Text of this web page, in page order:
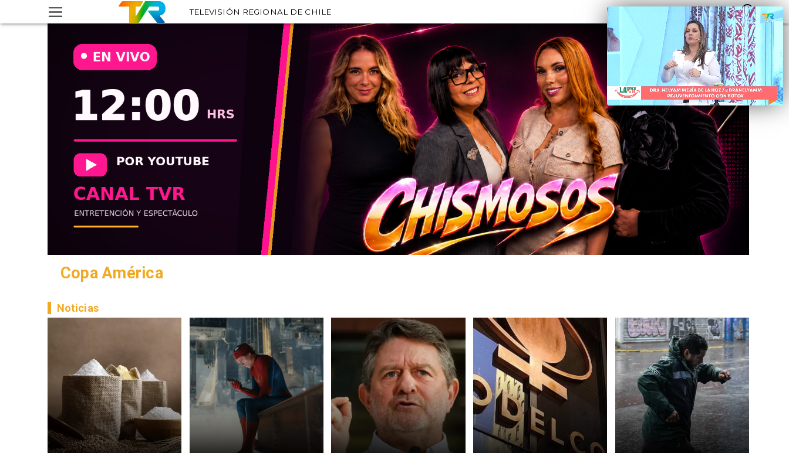
TELEVISIÓN REGIONAL DE CHILE
Copa América
Noticias